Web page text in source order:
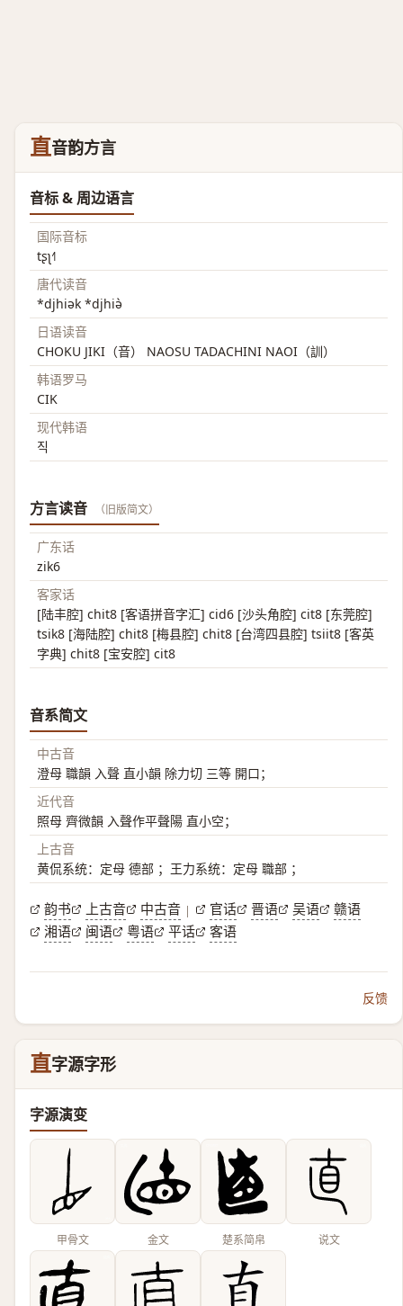
直音韵方言
音标 & 周边语言
国际音标
tʂʅ˧˥
唐代读音
*djhiək *djhiə̀
日语读音
CHOKU JIKI（音） NAOSU TADACHINI NAOI（訓）
韩语罗马
CIK
现代韩语
직
方言读音 （旧版简文）
广东话
zik6
客家话
[陆丰腔] chit8 [客语拼音字汇] cid6 [沙头角腔] cit8 [东莞腔]
tsik8 [海陆腔] chit8 [梅县腔] chit8 [台湾四县腔] tsiit8 [客英
字典] chit8 [宝安腔] cit8
音系简文
中古音
澄母 職韻 入聲 直小韻 除力切 三等 開口；
近代音
照母 齊微韻 入聲作平聲陽 直小空；
上古音
黄侃系统：定母 德部 ；王力系统：定母 職部 ；
韵书 上古音 中古音 | 官话 晋语 吴语
赣语
湘语
闽语 粤语 平话 客语
反馈
直字源字形
字源演变
甲骨文 金文 楚系简帛 说文